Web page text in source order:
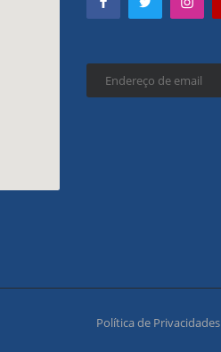
Política de Privacidades